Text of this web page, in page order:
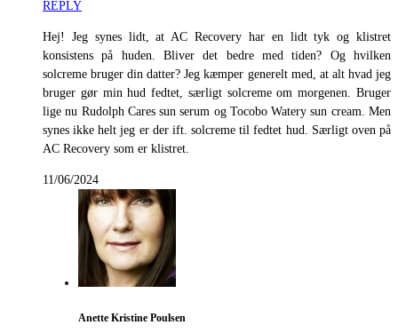
REPLY
Hej! Jeg synes lidt, at AC Recovery har en lidt tyk og klistret
konsistens på huden. Bliver det bedre med tiden? Og hvilken
solcreme bruger din datter? Jeg kæmper generelt med, at alt hvad jeg
bruger gør min hud fedtet, særligt solcreme om morgenen. Bruger
lige nu Rudolph Cares sun serum og Tocobo Watery sun cream. Men
synes ikke helt jeg er der ift. solcreme til fedtet hud. Særligt oven på
AC Recovery som er klistret.
11/06/2024
Anette Kristine Poulsen